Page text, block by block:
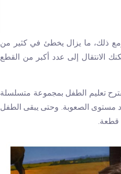
ومع ذلك، ما يزال يخطئ في كثير من
الانتقال إلى عدد أكبر من القطع
4 سنوات، يجب أن يتقنوا العمل بـ 20-40 قطعة. ونقترح تعليم الطفل بمجموعة متسلسلة
مستوى الصعوبة. وحتى يبقى الطفل